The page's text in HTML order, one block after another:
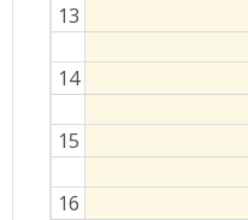
13
14
15
16